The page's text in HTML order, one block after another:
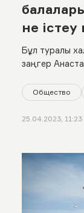
не істеу
Бұл туралы
заңгер
Общество
25.04.2023, 11:23